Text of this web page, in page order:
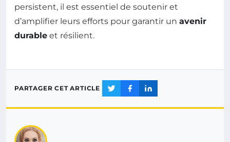
persistent, il est essentiel de soutenir et
d’amplifier leurs efforts pour garantir un avenir
durable et résilient.
PARTAGER CET ARTICLE